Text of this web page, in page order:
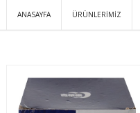
ANASAYFA ÜRÜNLERİMİZ